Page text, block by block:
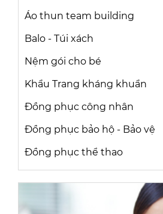
Áo thun team building
Balo - Túi xách
Nệm gói cho bé
Khẩu Trang kháng khuẩn
Đồng phục công nhân
Đồng phục bảo hộ - Bảo vệ
Đồng phục thể thao